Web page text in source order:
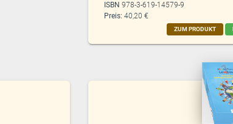
ISBN978-3-619-14579-9
Preis: 40,20 €
ZUM PRODUKT